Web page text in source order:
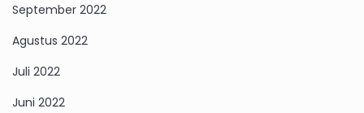
September 2022
Agustus 2022
Juli 2022
Juni 2022